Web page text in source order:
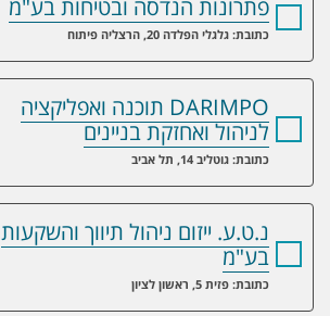
פתרונות הנדסה ובטיחות בע"מ
כתובת: גלגלי הפלדה 20, הרצליה פיתוח
DARIMPO תוכנה ואפליקציה
לניהול ואחזקת בניינים
כתובת: גוטליב 14, תל אביב
נ.ט.ע. ייזום ניהול תיווך והשקעות
בע"מ
כתובת: פזית 5, ראשון לציון